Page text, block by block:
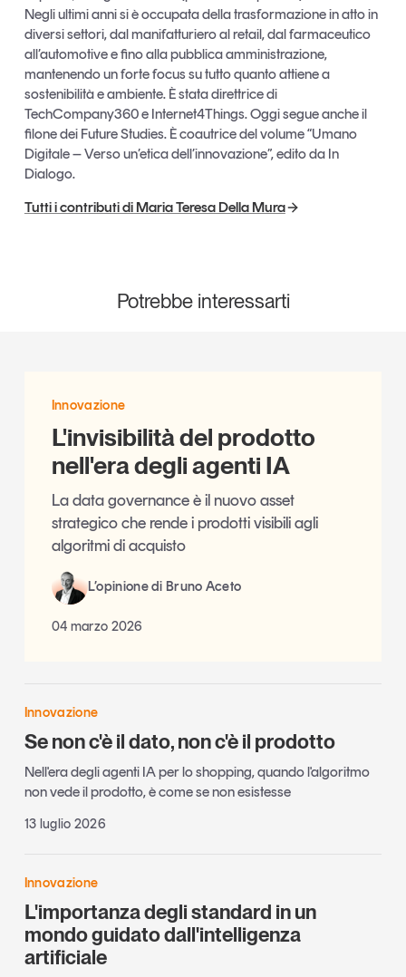
Negli ultimi anni si è occupata della trasformazione in atto in
diversi settori, dal manifatturiero al retail, dal farmaceutico
all’automotive e fino alla pubblica amministrazione,
mantenendo un forte focus su tutto quanto attiene a
sostenibilità e ambiente. È stata direttrice di
TechCompany360 e Internet4Things. Oggi segue anche il
filone dei Future Studies. È coautrice del volume “Umano
Digitale – Verso un’etica dell’innovazione”, edito da In
Dialogo.
Tutti i contributi di Maria Teresa Della Mura
Potrebbe interessarti
Innovazione
L'invisibilità del prodotto
nell'era degli agenti IA
La data governance è il nuovo asset
strategico che rende i prodotti visibili agli
algoritmi di acquisto
L’opinione di Bruno Aceto
04 marzo 2026
Innovazione
Se non c'è il dato, non c'è il prodotto
Nell'era degli agenti IA per lo shopping, quando l'algoritmo
non vede il prodotto, è come se non esistesse
13 luglio 2026
Innovazione
L'importanza degli standard in un
mondo guidato dall'intelligenza
artificiale